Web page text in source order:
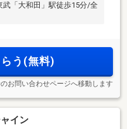
武「大和田」駅徒歩15分/全
う(無料)
お問い合わせページへ移動します
イン